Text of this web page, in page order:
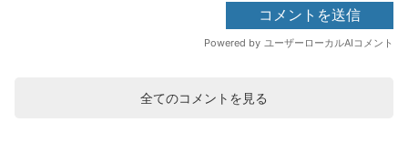
全てのコメントを見る